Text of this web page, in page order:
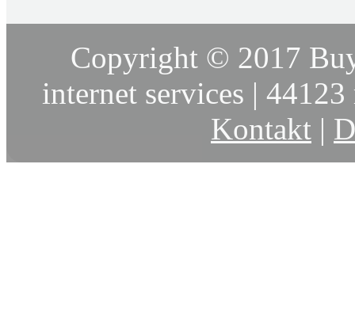
Copyright © 2017
internet services |
Kontakt |